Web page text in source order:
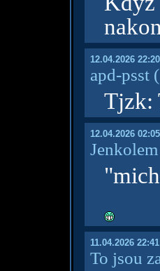
12.04.2026
apd-psst(
Tjzk:
12.04.2026
Jenkolem
11.04.2026
To jsou